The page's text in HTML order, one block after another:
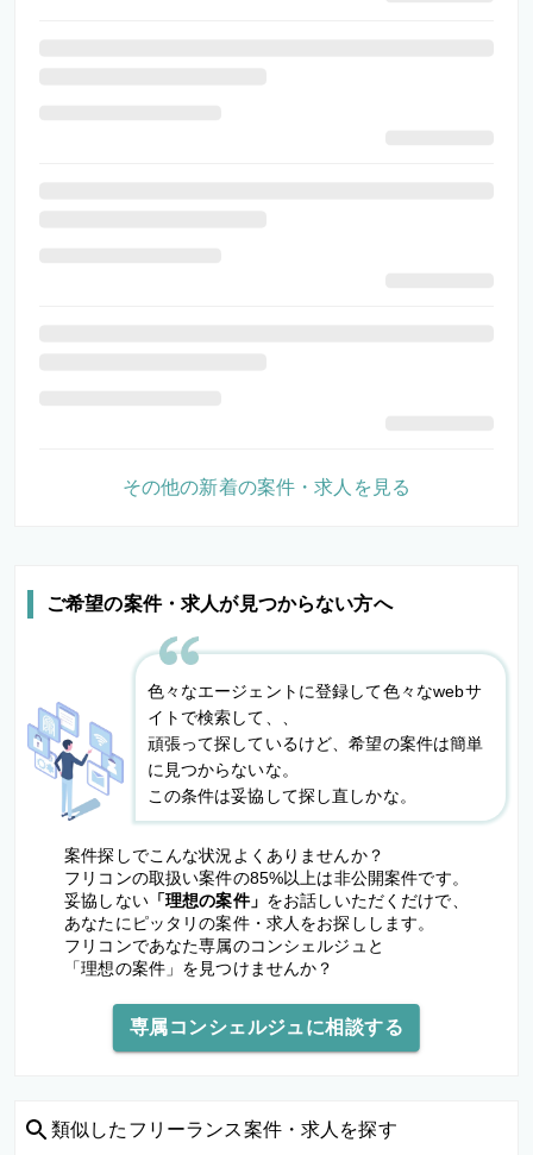
ご希望の案件・求人が見つからない方へ
色々なエージェントに登録して色々なwebサ
イトで検索して、、
頑張って探しているけど、希望の案件は簡単
に見つからないな。
この条件は妥協して探し直しかな。
案件探しでこんな状況よくありませんか？
フリコンの取扱い案件の85%以上は非公開案件です。
妥協しない「理想の案件」 をお話しいただくだけで、
あなたにピッタリの案件・求人をお探しします。
フリコンであなた専属のコンシェルジュと
「理想の案件」を見つけませんか？
専属コンシェルジュに相談する
類似した フリーランス案件・求人を探す
その他の新着の案件・求人を見る